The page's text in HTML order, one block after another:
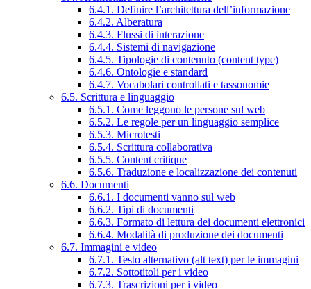
6.4.1. Definire l’architettura dell’informazione
6.4.2. Alberatura
6.4.3. Flussi di interazione
6.4.4. Sistemi di navigazione
6.4.5. Tipologie di contenuto (content type)
6.4.6. Ontologie e standard
6.4.7. Vocabolari controllati e tassonomie
6.5. Scrittura e linguaggio
6.5.1. Come leggono le persone sul web
6.5.2. Le regole per un linguaggio semplice
6.5.3. Microtesti
6.5.4. Scrittura collaborativa
6.5.5. Content critique
6.5.6. Traduzione e localizzazione dei contenuti
6.6. Documenti
6.6.1. I documenti vanno sul web
6.6.2. Tipi di documenti
6.6.3. Formato di lettura dei documenti elettronici
6.6.4. Modalità di produzione dei documenti
6.7. Immagini e video
6.7.1. Testo alternativo (alt text) per le immagini
6.7.2. Sottotitoli per i video
6.7.3. Trascrizioni per i video